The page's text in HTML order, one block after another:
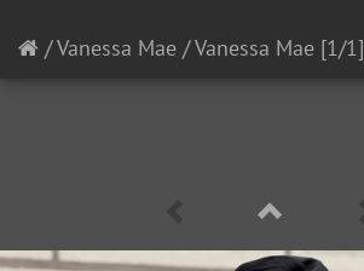
/Vanessa Mae /Vanessa Mae [1/1]